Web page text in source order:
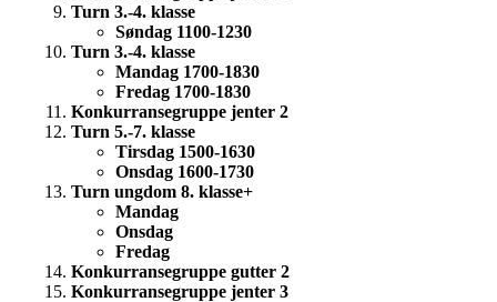
Turn 3.-4. klasse
Søndag 1100-1230
Turn 3.-4. klasse
Mandag 1700-1830
Fredag 1700-1830
Konkurransegruppe jenter 2
Turn 5.-7. klasse
Tirsdag 1500-1630
Onsdag 1600-1730
Turn ungdom 8. klasse+
Mandag
Onsdag
Fredag
Konkurransegruppe gutter 2
Konkurransegruppe jenter 3